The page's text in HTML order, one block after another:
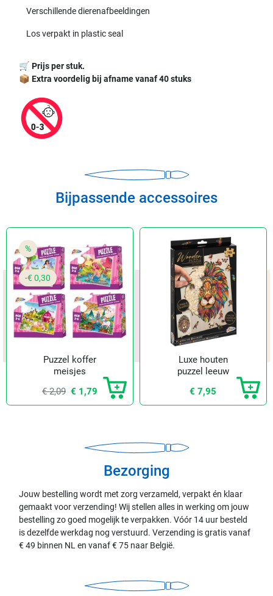
Verschillende dierenafbeeldingen
Los verpakt in plastic seal
🛒Prijs per stuk.
📦Extra voordelig bij afname vanaf 40 stuks
Bijpassende accessoires
%
-€ 0,30
Puzzel koffer
meisjes
€ 2,09 € 1,79
Luxe houten
puzzel leeuw
€ 7,95
Bezorging
Jouw bestelling wordt met zorg verzameld, verpakt én klaar
gemaakt voor verzending! Wij stellen alles in werking om jouw
bestelling zo goed mogelijk te verpakken. Vóór 14 uur besteld
is dezelfde werkdag nog verstuurd. Verzending is gratis vanaf
€ 49 binnen NL en vanaf € 75 naar België.